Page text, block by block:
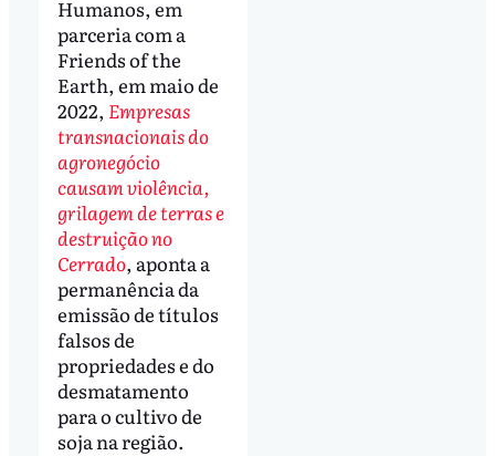
Humanos, em
parceria com a
Friends of the
Earth, em maio de
2022, Empresas
transnacionais do
agronegócio
causam violência,
grilagem de terras e
destruição no
Cerrado, aponta a
permanência da
emissão de títulos
falsos de
propriedades e do
desmatamento
para o cultivo de
soja na região.